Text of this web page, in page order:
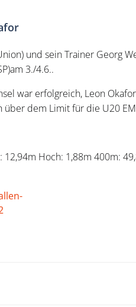
und sein Trainer Georg
3./4.6..
war erfolgreich, Leon
dem Limit für die U20
Hoch: 1,88m 400m: